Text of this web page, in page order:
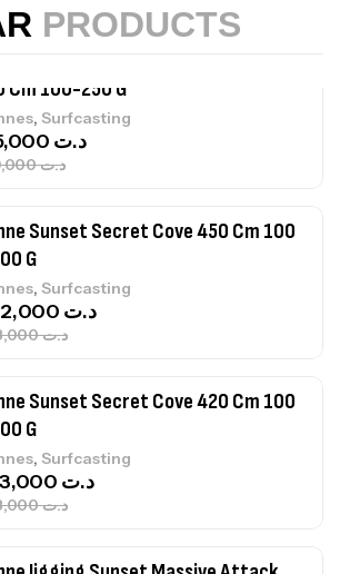
PRODUCTS
Cm 100-250 G
, Surfcasting
د.ت239,000
د.ت
Sunset Secret Cove 450 Cm 100
G
, Surfcasting
د.ت768,000
د.ت
Sunset Secret Cove 420 Cm 100
G
, Surfcasting
د.ت748,000
د.ت